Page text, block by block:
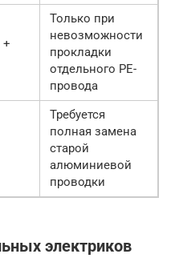
+
Только при
невозможности
прокладки
отдельного PE-
провода
Требуется
полная замена
старой
алюминиевой
проводки
электриков